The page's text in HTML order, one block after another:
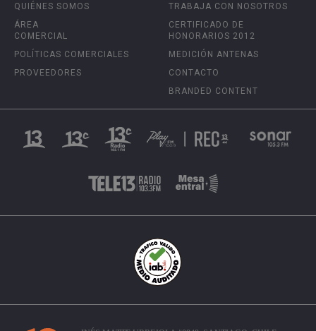
QUIÉNES SOMOS
ÁREA
COMERCIAL
POLÍTICAS COMERCIALES
PROVEEDORES
TRABAJA CON NOSOTROS
CERTIFICADO DE
HONORARIOS 2012
MEDICIÓN ANTENAS
CONTACTO
BRANDED CONTENT